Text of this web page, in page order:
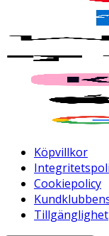
Köpvillkor
Cookiepolicy
Tillgänglighet